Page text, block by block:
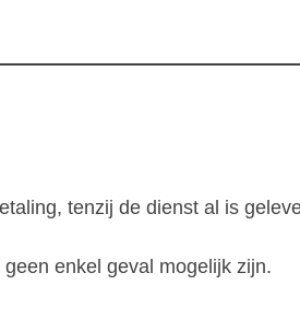
tenzij de dienst al is
enkel geval mogelijk zijn.